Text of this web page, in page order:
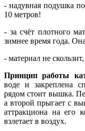
- надувная подушка
10 метров!
- за счёт плотного
зимнее время года.
- материал не
Принцип работы
воде и закреплена
рядом стоит вышка.
а второй прыгает с
аттракциона на его
взлетает в воздух.